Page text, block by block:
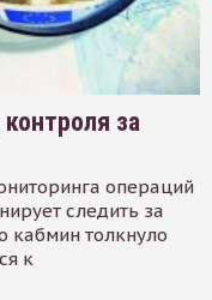
за
операций
следить за
кабмин толкнуло
к